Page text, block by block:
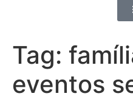
Tag:
eventos